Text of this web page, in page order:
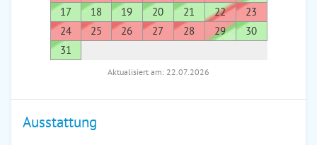
17
18 19 20 21 22
23
24
25 26 27 28 29
30
31
Aktualisiert am: 22.07.2026
Ausstattung